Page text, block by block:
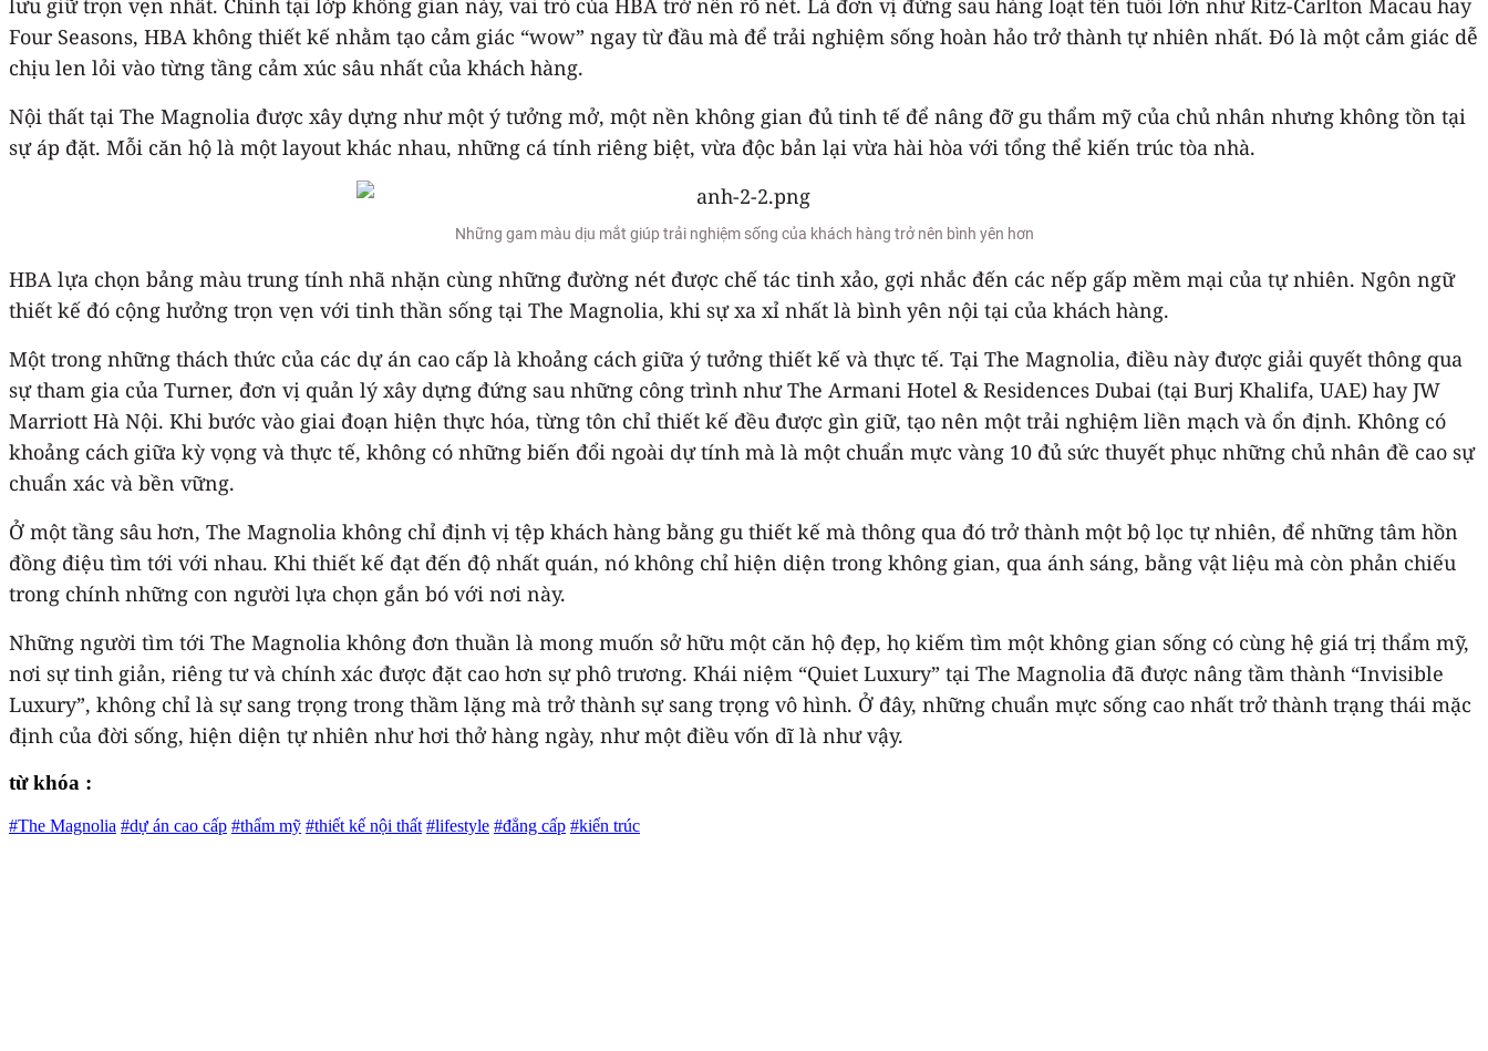
Four Seasons, HBA không thiết kế nhằm tạo cảm giác “wow” ngay từ đầu mà để trải nghiệm sống hoàn hảo trở thành tự nhiên nhất. Đó là một cảm giác dễ
chịu len lỏi vào từng tầng cảm xúc sâu nhất của khách hàng.
Nội thất tại The Magnolia được xây dựng như một ý tưởng mở, một nền không gian đủ tinh tế để nâng đỡ gu thẩm mỹ của chủ nhân nhưng không tồn tại
sự áp đặt. Mỗi căn hộ là một layout khác nhau, những cá tính riêng biệt, vừa độc bản lại vừa hài hòa với tổng thể kiến trúc tòa nhà.
Những gam màu dịu mắt giúp trải nghiệm sống của khách hàng trở nên bình yên hơn
HBA lựa chọn bảng màu trung tính nhã nhặn cùng những đường nét được chế tác tinh xảo, gợi nhắc đến các nếp gấp mềm mại của tự nhiên. Ngôn ngữ
thiết kế đó cộng hưởng trọn vẹn với tinh thần sống tại The Magnolia, khi sự xa xỉ nhất là bình yên nội tại của khách hàng.
Một trong những thách thức của các dự án cao cấp là khoảng cách giữa ý tưởng thiết kế và thực tế. Tại The Magnolia, điều này được giải quyết thông qua
sự tham gia của Turner, đơn vị quản lý xây dựng đứng sau những công trình như The Armani Hotel & Residences Dubai (tại Burj Khalifa, UAE) hay JW
Marriott Hà Nội. Khi bước vào giai đoạn hiện thực hóa, từng tôn chỉ thiết kế đều được gìn giữ, tạo nên một trải nghiệm liền mạch và ổn định. Không có
khoảng cách giữa kỳ vọng và thực tế, không có những biến đổi ngoài dự tính mà là một chuẩn mực vàng 10 đủ sức thuyết phục những chủ nhân đề cao sự
chuẩn xác và bền vững.
Ở một tầng sâu hơn, The Magnolia không chỉ định vị tệp khách hàng bằng gu thiết kế mà thông qua đó trở thành một bộ lọc tự nhiên, để những tâm hồn
đồng điệu tìm tới với nhau. Khi thiết kế đạt đến độ nhất quán, nó không chỉ hiện diện trong không gian, qua ánh sáng, bằng vật liệu mà còn phản chiếu
trong chính những con người lựa chọn gắn bó với nơi này.
Những người tìm tới The Magnolia không đơn thuần là mong muốn sở hữu một căn hộ đẹp, họ kiếm tìm một không gian sống có cùng hệ giá trị thẩm mỹ,
nơi sự tinh giản, riêng tư và chính xác được đặt cao hơn sự phô trương. Khái niệm “Quiet Luxury” tại The Magnolia đã được nâng tầm thành “Invisible
Luxury”, không chỉ là sự sang trọng trong thầm lặng mà trở thành sự sang trọng vô hình. Ở đây, những chuẩn mực sống cao nhất trở thành trạng thái mặc
định của đời sống, hiện diện tự nhiên như hơi thở hàng ngày, như một điều vốn dĩ là như vậy.
từ khóa :
#The Magnolia #dự án cao cấp #thẩm mỹ #thiết kế nội thất #lifestyle #đẳng cấp #kiến trúc